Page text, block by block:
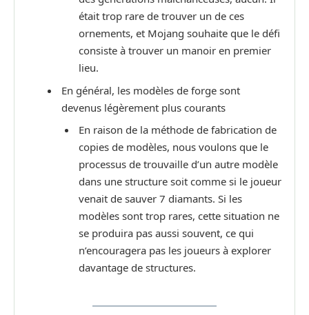
était trop rare de trouver un de ces
ornements, et Mojang souhaite que le défi
consiste à trouver un manoir en premier
lieu.
En général, les modèles de forge sont
devenus légèrement plus courants
En raison de la méthode de fabrication de
copies de modèles, nous voulons que le
processus de trouvaille d’un autre modèle
dans une structure soit comme si le joueur
venait de sauver 7 diamants. Si les
modèles sont trop rares, cette situation ne
se produira pas aussi souvent, ce qui
n’encouragera pas les joueurs à explorer
davantage de structures.